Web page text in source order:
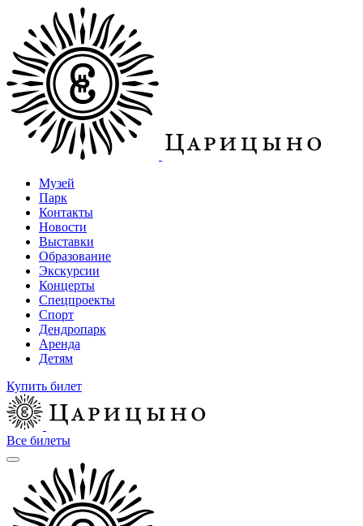
Музей
Парк
Контакты
Новости
Выставки
Образование
Экскурсии
Концерты
Спецпроекты
Спорт
Дендропарк
Аренда
Детям
Купить билет
Все билеты